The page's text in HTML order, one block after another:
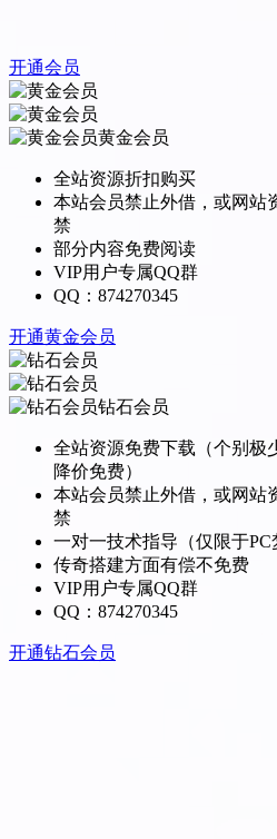
开通会员
黄金会员
全站资源折扣购买
本站会员禁止外借，或网站
禁
部分内容免费阅读
VIP用户专属QQ群
QQ：874270345
开通黄金会员
钻石会员
全站资源免费下载（个别极
降价免费）
本站会员禁止外借，或网站
禁
一对一技术指导（仅限于PC
传奇搭建方面有偿不免费
VIP用户专属QQ群
QQ：874270345
开通钻石会员